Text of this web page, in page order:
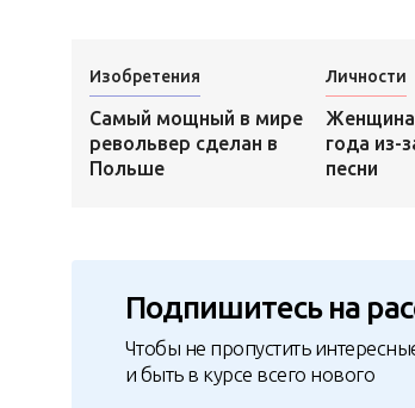
Изобретения
Самый мощный в мире
револьвер сделан в
Польше
Личности
Женщина
года из-
песни
Подпишитесь на
Чтобы не пропустить
и быть в курсе всего нового